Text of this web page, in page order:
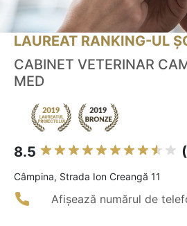
LAUREAT RANKING-UL
CABINET VETERINAR
MED
8.5
Câmpina, Strada Ion Creangă 11
Afișează numărul de